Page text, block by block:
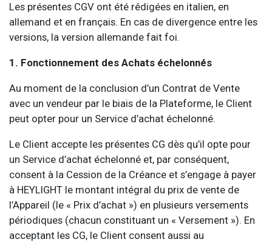
Les présentes CGV ont été rédigées en italien, en
allemand et en français. En cas de divergence entre les
versions, la version allemande fait foi.
1. Fonctionnement des Achats échelonnés
Au moment de la conclusion d’un Contrat de Vente
avec un vendeur par le biais de la Plateforme, le Client
peut opter pour un Service d’achat échelonné.
Le Client accepte les présentes CG dès qu’il opte pour
un Service d’achat échelonné et, par conséquent,
consent à la Cession de la Créance et s’engage à payer
à HEYLIGHT le montant intégral du prix de vente de
l’Appareil (le « Prix d’achat ») en plusieurs versements
périodiques (chacun constituant un « Versement »). En
acceptant les CG, le Client consent aussi au